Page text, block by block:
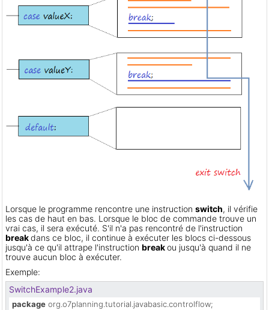
Lorsque le programme rencontre une instruction switch, il vérifie
les cas de haut en bas. Lorsque le bloc de commande trouve un
vrai cas, il sera exécuté. S'il n'a pas rencontré de l'instruction
breakdans ce bloc, il continue à exécuter les blocs ci-dessous
jusqu'à ce qu'il attrape l'instruction breakou jusqu'à quand il ne
trouve aucun bloc à exécuter.
Exemple:
SwitchExample2.java
package org.o7planning.tutorial.javabasic.controlflow;